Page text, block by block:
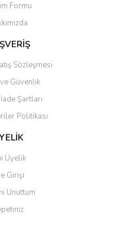
pahalı.
olmalı.
Formu
Sözleşmesi
Güvenlik
Şartları
Politikası
Üyelik
Girişi
Unuttum